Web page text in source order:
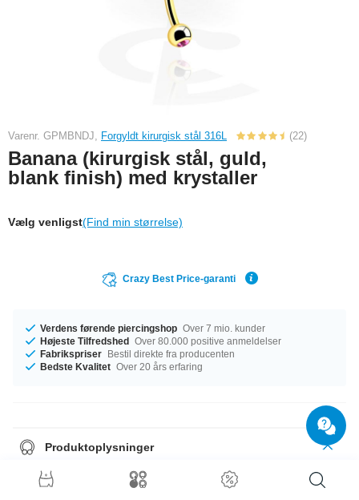
Varenr. GPMBNDJ, Forgyldt kirurgisk stål 316L (22)
Banana (kirurgisk stål, guld,
blank finish) med krystaller
Vælg venligst(Find min størrelse)
Crazy Best Price-garanti
Verdens førende piercingshop Over 7 mio. kunder
Højeste Tilfredshed Over 80.000 positive anmeldelser
Fabrikspriser Bestil direkte fra producenten
Bedste Kvalitet Over 20 års erfaring
Produktoplysninger
Vi har størrelse 1.2 mm tilgængelig. Du kan vælge en passende længde
fra 6 mm til 14 mm. Kuglen fås i størrelse 2.5 mm eller 3 mm Du kan